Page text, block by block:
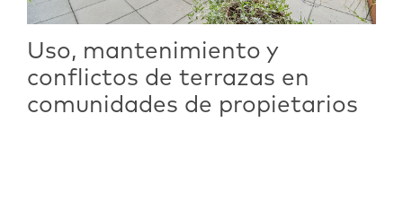
Uso, mantenimiento y
conflictos de terrazas en
comunidades de propietarios